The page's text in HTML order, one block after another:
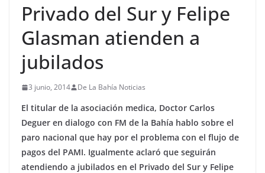
Privado del Sur y Felipe
Glasman atienden a
jubilados
3 junio, 2014 De La Bahía Noticias
El titular de la asociación medica, Doctor Carlos
Deguer en dialogo con FM de la Bahía hablo sobre el
paro nacional que hay por el problema con el flujo de
pagos del PAMI. Igualmente aclaró que seguirán
atendiendo a jubilados en el Privado del Sur y Felipe